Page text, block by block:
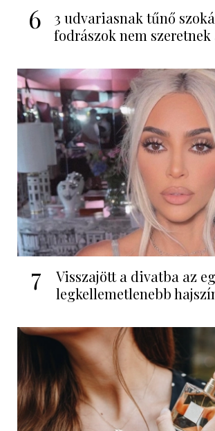
6
3 udvariasnak tűnő
fodrászok nem szeretnek
7
Visszajött a divatba az
legkellemetlenebb